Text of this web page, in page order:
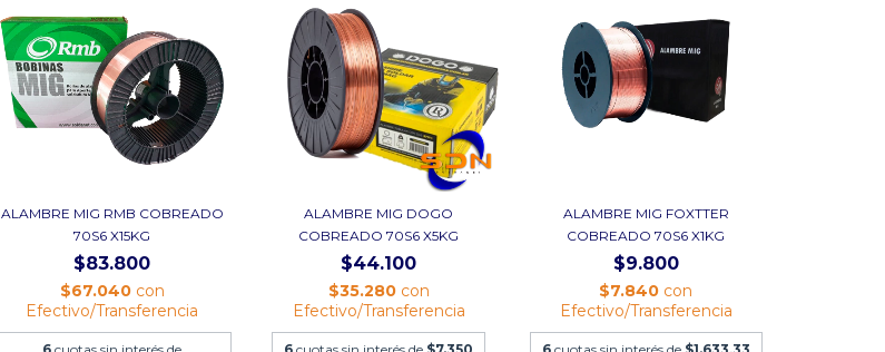
ALAMBRE MIG RMB COBREADO
70S6 X15KG
$83.800
$67.040 con
Efectivo/Transferencia
ALAMBRE MIG DOGO
COBREADO 70S6 X5KG
$44.100
$35.280 con
Efectivo/Transferencia
ALAMBRE MIG FOXTTER
COBREADO 70S6 X1KG
$9.800
$7.840 con
Efectivo/Transferencia